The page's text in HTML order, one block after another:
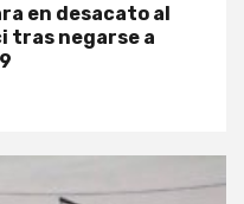
en desacato al
tras negarse a